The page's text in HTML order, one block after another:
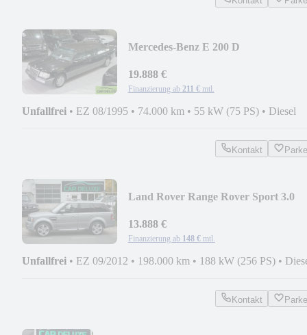
Mercedes-Benz E 200 D
KM*KLIMA*LEDER*
19.888 €
Finanzierung ab 211 € mtl.
Unfallfrei • EZ 08/1995 • 74.000 km • 55 kW (75 PS) • Diesel
Kontakt
Land Rover Range Rover Sport 3.0
13.888 €
Finanzierung ab 148 € mtl.
Unfallfrei • EZ 09/2012 • 198.000 km • 188 kW (256 PS) •
Kontakt